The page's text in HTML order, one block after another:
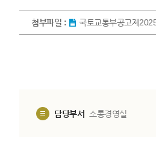
첨부파일 : 국토교통부공고제
담당부서 소통경영실